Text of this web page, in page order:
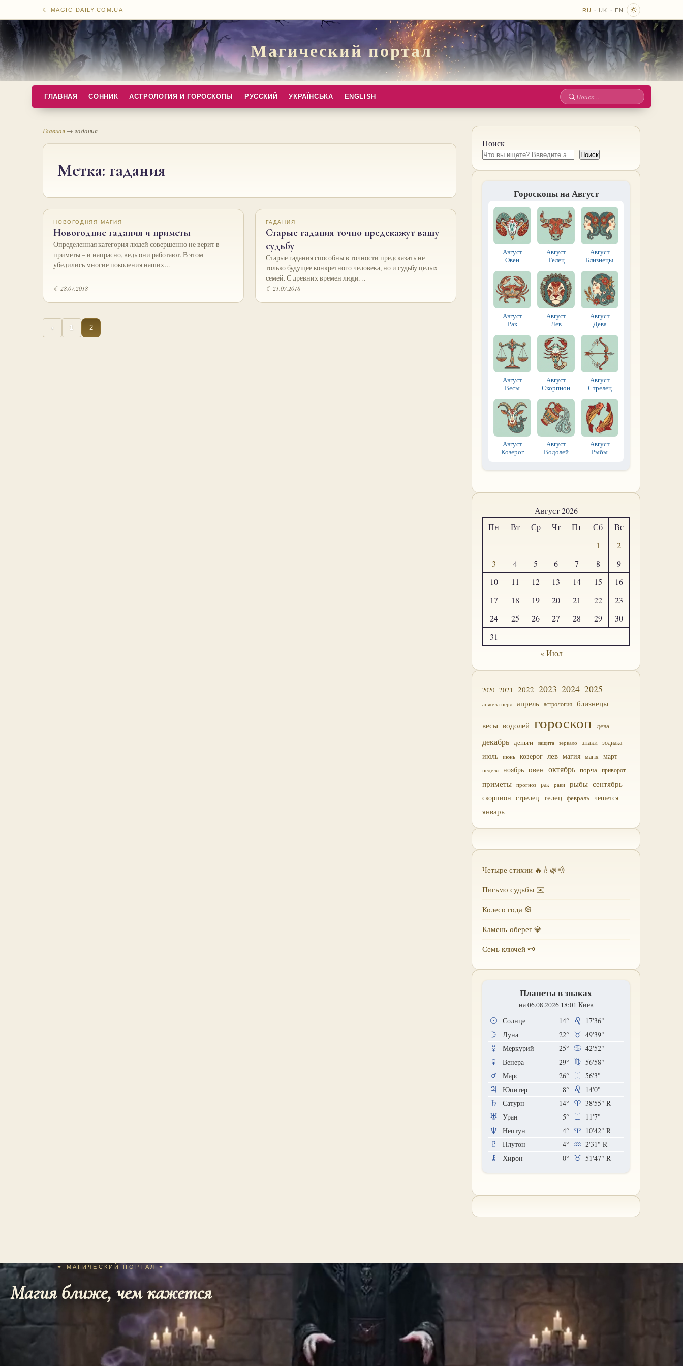
☾ MAGIC-DAILY.COM.UA RU · UK · EN
Магический портал
ГЛАВНАЯ СОННИК АСТРОЛОГИЯ И ГОРОСКОПЫ РУССКИЙ УКРАЇНСЬКА ENGLISH
Поиск
Главная → гадания
Метка: гадания
НОВОГОДНЯЯ МАГИЯ
Новогодние гадания и приметы
Определенная категория людей совершенно не верит в
приметы – и напрасно, ведь они работают. В этом
убедились многие поколения наших…
☾ 28.07.2018
ГАДАНИЯ
Старые гадания точно предскажут вашу
судьбу
Старые гадания способны в точности предсказать не
только будущее конкретного человека, но и судьбу целых
семей. С древних времен люди…
☾ 21.07.2018
‹ 1 2
Поиск
Поиск
Гороскопы на Август
Август
Овен
Август
Телец
Август
Близнецы
Август
Рак
Август
Лев
Август
Дева
Август
Весы
Август
Скорпион
Август
Стрелец
Август
Козерог
Август
Водолей
Август
Рыбы
Август 2026
Пн
Вт Ср Чт Пт Сб
Вс
1
2
3
4 5 6 7 8
9
10
11 12 13 14 15
16
17
18 19 20 21 22
23
24
25 26 27 28 29
30
31
« Июл
2020 2021 2022 2023 2024 2025
анжела перл апрель астрология близнецы
весы водолей гороскоп дева
декабрь деньги защита зеркало знаки зодиака
июль июнь козерог лев магия магія март
неделя ноябрь овен октябрь порча приворот
приметы прогноз рак раки рыбы сентябрь
скорпион стрелец телец февраль чешется
январь
Четыре стихии 🔥💧🌿💨
Письмо судьбы ✉️
Колесо года 🎡
Камень-оберег 💎
Семь ключей 🗝
Планеты в знаках
на 06.08.2026 18:01 Киев
Солнце 14°
17'36"
Луна
22°
49'39"
Меркурий
25°
42'52"
Венера
29°
56'58"
Марс
26°
56'3"
Юпитер
8°
14'0"
Сатурн
14° 38'55" R
Уран
5°
11'7"
Нептун
4° 10'42" R
Плутон
4° 2'31" R
Хирон
0° 51'47" R
✦ МАГИЧЕСКИЙ ПОРТАЛ ✦
Магия ближе, чем кажется